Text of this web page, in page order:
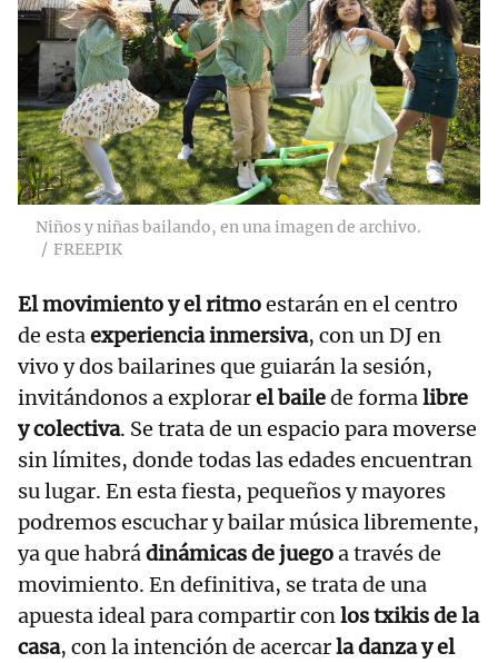
Niños y niñas bailando, en una imagen de archivo.
FREEPIK
El movimiento y el ritmoestarán en el centro
de estaexperiencia inmersiva, con un DJ en
vivo y dos bailarines que guiarán la sesión,
invitándonos a explorarel bailede formalibre
y colectiva. Se trata de un espacio para moverse
sin límites, donde todas las edades encuentran
su lugar. En esta fiesta, pequeños y mayores
podremos escuchar y bailar música libremente,
ya que habrádinámicas de juegoa través de
movimiento. En definitiva, se trata de una
apuesta ideal para compartir conlos txikis de la
casa, con la intención de acercarla danza y el